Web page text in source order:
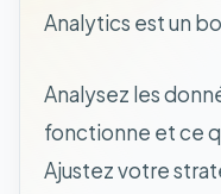
Analytics est un
Analysez les
fonctionne et ce
Ajustez votre